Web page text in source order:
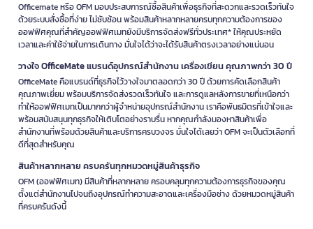
Officemate หรือ OFM มอบประสบการณ์ซื้อสินค้าเพื่อธุรกิจที่สะดวกและรวดเร็วทันใจ
ด้วยระบบสั่งซื้อที่ง่าย ไม่ซับซ้อน พร้อมสินค้าหลากหลายครบทุกความต้องการของ
ออฟฟิศคุณที่สำคัญออฟฟิศเมทยังมีบริการจัดส่งฟรีทั่วประเทศ* ให้คุณประหยัด
เวลาและค่าใช้จ่ายในการเดินทาง มั่นใจได้ว่าจะได้รับสินค้าตรงเวลาอย่างแน่นอน
วางใจ OfficeMate แบรนด์อุปกรณ์สำนักงาน เครื่องเขียน คุณภาพกว่า 30 ปี
OfficeMate คือแบรนด์ที่ธุรกิจไว้วางใจมาตลอดกว่า 30 ปี ด้วยการคัดเลือกสินค้า
คุณภาพเยี่ยม พร้อมบริการจัดส่งรวดเร็วทันใจ และการดูแลหลังการขายที่เหนือกว่า
ทำให้ออฟฟิศเมทเป็นมากกว่าผู้จำหน่ายอุปกรณ์สำนักงาน เราคือพันธมิตรที่เข้าใจและ
พร้อมสนับสนุนทุกธุรกิจให้เติบโตอย่างราบรื่น หากคุณกำลังมองหาสินค้าเพื่อ
สำนักงานที่พร้อมด้วยสินค้าและบริการครบวงจร มั่นใจได้เลยว่า OFM จะเป็นตัวเลือกที่
ดีที่สุดสำหรับคุณ
สินค้าหลากหลาย ครบครันทุกหมวดหมู่สินค้าธุรกิจ
OFM (ออฟฟิศเมท) มีสินค้าที่หลากหลาย ครอบคลุมทุกความต้องการธุรกิจของคุณ
ตั้งแต่สำนักงานไปจนถึงอุปกรณ์ทำความสะอาดและเครื่องมือช่าง ด้วยหมวดหมู่สินค้า
ที่ครบครันดังนี้